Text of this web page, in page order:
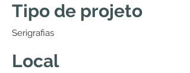
Tipo de projeto
Serigrafias
Local